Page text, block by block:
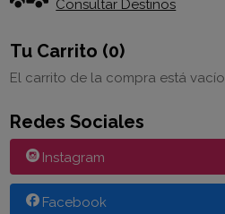
Consultar Destinos
Tu Carrito (0)
El carrito de la compra está vacío
Redes Sociales
Instagram
Facebook